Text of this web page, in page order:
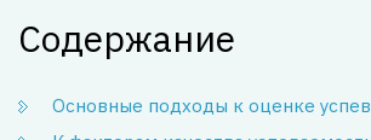
Содержание
Основные подходы к оценке